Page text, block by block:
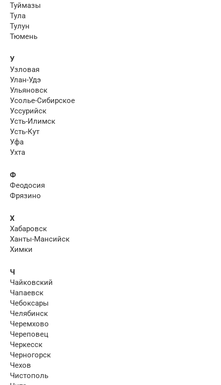
Туймазы
Тула
Тулун
Тюмень
У
Узловая
Улан-Удэ
Ульяновск
Усолье-Сибирское
Уссурийск
Усть-Илимск
Усть-Кут
Уфа
Ухта
Ф
Феодосия
Фрязино
Х
Хабаровск
Ханты-Мансийск
Химки
Ч
Чайковский
Чапаевск
Чебоксары
Челябинск
Черемхово
Череповец
Черкесск
Черногорск
Чехов
Чистополь